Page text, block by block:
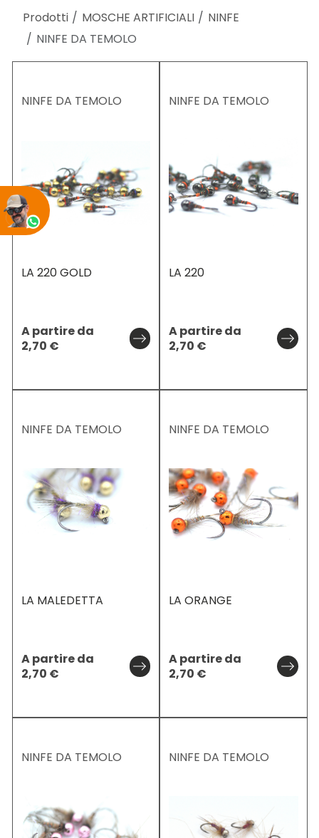
Prodotti MOSCHE ARTIFICIALI
NINFE
NINFE DA TEMOLO
NINFE DA TEMOLO
LA 220 GOLD
A partire da
2,70 €
NINFE DA TEMOLO
LA 220
A partire da
2,70 €
NINFE DA TEMOLO
LA MALEDETTA
A partire da
2,70 €
NINFE DA TEMOLO
LA ORANGE
A partire da
2,70 €
NINFE DA TEMOLO NINFE DA TEMOLO